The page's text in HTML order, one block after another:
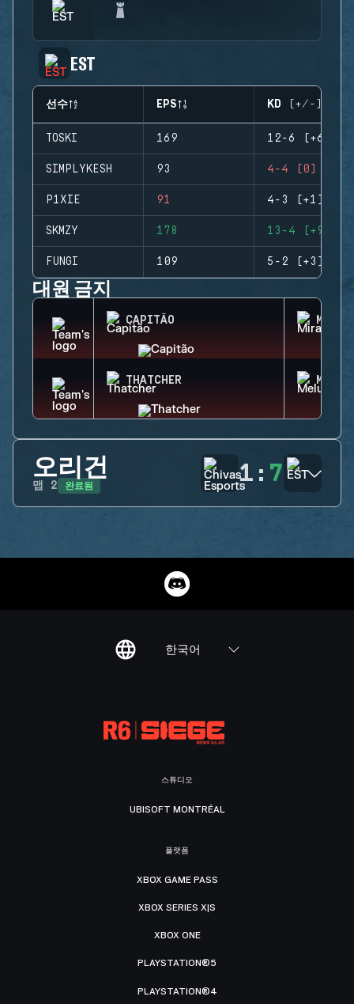
EST
선수 EPS KD (+/-)
TOSKI 169 12-6 (+6)
SIMPLYKESH 93 4-4 (0)
P1XIE 91 4-3 (+1)
SKMZY 178 13-4 (+9)
FUNGI 109 5-2 (+3)
대원 금지
CAPITÃO MIRA
THATCHER
오리건
맵 2 완료됨 1 : 7
한국어
스튜디오
UBISOFT MONTRÉAL
플랫폼
XBOX GAME PASS
XBOX SERIES X|S
XBOX ONE
PLAYSTATION®5
PLAYSTATION®4